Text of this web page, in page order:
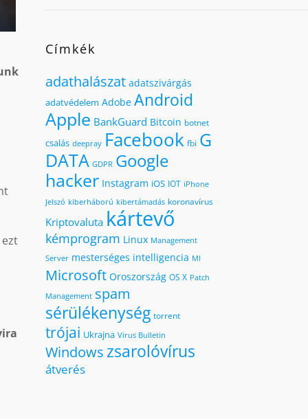
Címkék
adathalászat adatszivárgás
adatvédelem Adobe Android
Apple BankGuard Bitcoin botnet
csalás deepray Facebook fbi G
DATA GDPR Google
hacker Instagram iOS IOT iPhone
Jelszó kiberháború kibertámadás koronavírus
Kriptovaluta kártevő
kémprogram Linux Management
Server mesterséges intelligencia MI
Microsoft Oroszország OS X Patch
Management spam
sérülékenység torrent
trójai Ukrajna Virus Bulletin
Windowszsarolóvírus
átverés